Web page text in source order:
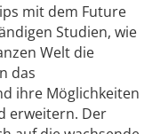
mit dem Future
Studien, wie
Welt die
das
ihre Möglichkeiten
erweitern. Der